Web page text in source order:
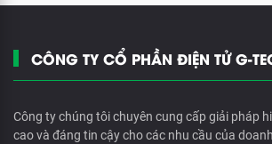
CÔNG TY CỔ PHẦN ĐIỆN TỬ G-
Công ty chúng tôi chuyên cung cấp giải pháp
cao và đáng tin cậy cho các nhu cầu của